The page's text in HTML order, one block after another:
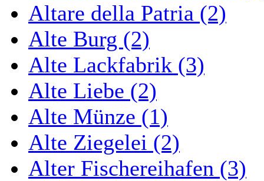
Altare della Patria (2)
Alte Burg (2)
Alte Lackfabrik (3)
Alte Liebe (2)
Alte Münze (1)
Alte Ziegelei (2)
Alter Fischereihafen (3)